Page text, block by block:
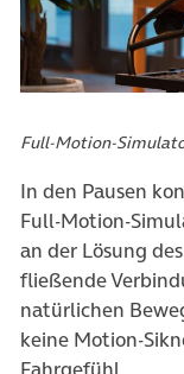
Full-Motion-
In den Pausen
Full-Motion-
an der Lösung
fließende
natürlichen
keine Motion-